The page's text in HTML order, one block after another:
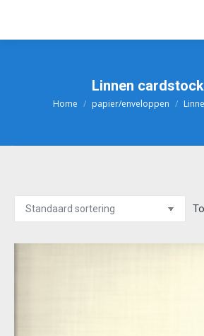
Linnen
Je bent hier:
Home papier/enveloppen